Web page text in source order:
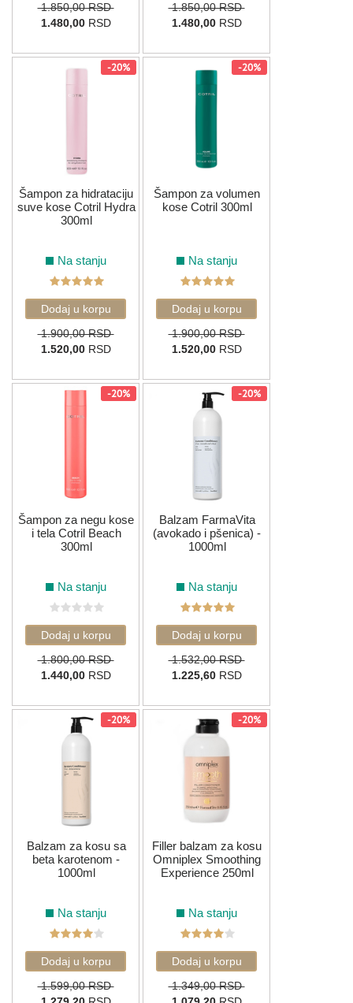
1.850,00 RSD
1.480,00RSD
1.850,00 RSD
1.480,00RSD
-20%
Šampon za hidrataciju
suve kose Cotril Hydra
300ml
Na stanju
1.900,00 RSD
1.520,00RSD
-20%
Šampon za volumen
kose Cotril 300ml
Na stanju
1.900,00 RSD
1.520,00RSD
-20%
Šampon za negu kose
i tela Cotril Beach
300ml
Na stanju
1.800,00 RSD
1.440,00RSD
-20%
Balzam FarmaVita
(avokado i pšenica) -
1000ml
Na stanju
1.532,00 RSD
1.225,60RSD
-20%
Balzam za kosu sa
beta karotenom -
1000ml
Na stanju
1.599,00 RSD
-20%
Filler balzam za kosu
Omniplex Smoothing
Experience 250ml
Na stanju
1.349,00 RSD